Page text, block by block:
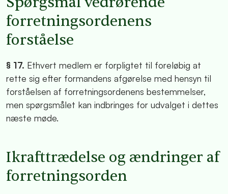
forretningsordenens
forståelse
§ 17. Ethvert medlem er forpligtet til foreløbig at
rette sig efter formandens afgørelse med hensyn til
forståelsen af forretningsordenens bestemmelser,
men spørgsmålet kan indbringes for udvalget i dettes
næste møde.
Ikrafttrædelse og ændringer af
forretningsorden